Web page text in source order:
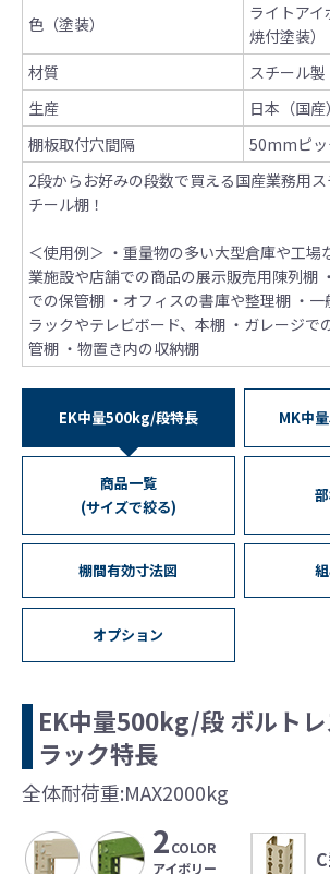
色（塗装）
ライトア
焼付塗装）
材質
スチール製
生産
日本（国産）
棚板取付穴間隔
50mmピッ
2段からお好みの段数で買える国産業務用
チール棚！
＜使用例＞ ・重量物の多い大型倉庫や工場
業施設や店舗での商品の展示販売用陳列棚
での保管棚 ・オフィスの書庫や整理棚 ・
ラックやテレビボード、本棚 ・ガレージで
管棚 ・物置き内の収納棚
EK中量500kg/段特長 MK中
商品一覧
(サイズで絞る)
棚間有効寸法図
オプション
EK中量500kg/段 ボルトレ
ラック特長
全体耐荷重:MAX2000kg
2COLOR
アイボリー